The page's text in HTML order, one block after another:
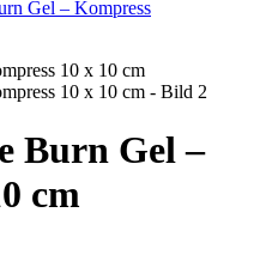
Burn Gel –
cm